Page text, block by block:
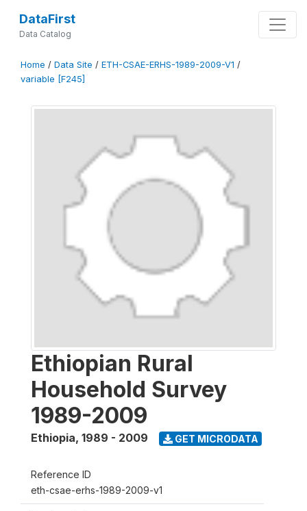
DataFirst
Data Catalog
Home / Data Site / ETH-CSAE-ERHS-1989-2009-V1 /
variable [F245]
Ethiopian Rural
Household Survey
1989-2009
Ethiopia, 1989 - 2009 GET MICRODATA
Reference ID
eth-csae-erhs-1989-2009-v1